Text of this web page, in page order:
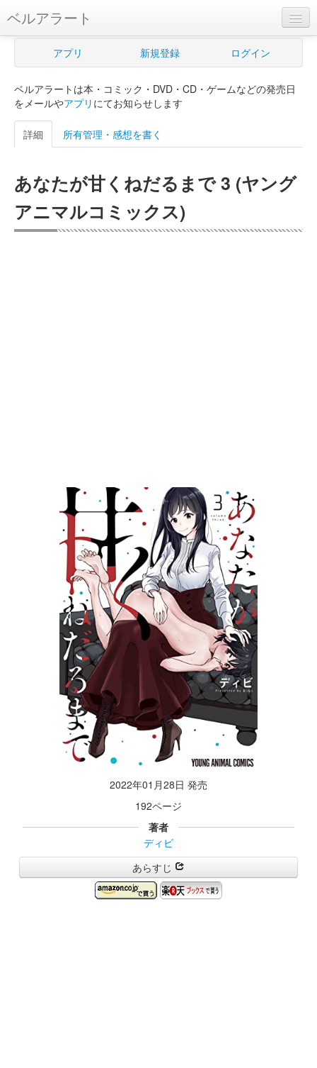
ベルアラート
ベルアラートとは
新規登録
ログイン
購入管理
Myシェルフ
アプリ 新規登録 ログイン
ベルアラートは本・コミック・DVD・CD・ゲームなどの発売日
をメールやアプリ にてお知らせします
詳細 所有管理・感想を書く
あなたが甘くねだるまで 3 (ヤング
アニマルコミックス)
2022年01月28日 発売
192ページ
著者
ディビ
あらすじ